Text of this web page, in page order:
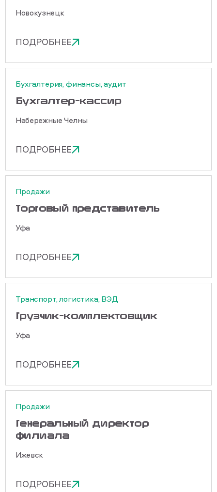
Новокузнецк
ПОДРОБНЕЕ
Бухгалтерия, финансы, аудит
Бухгалтер-кассир
Набережные Челны
ПОДРОБНЕЕ
Продажи
Торговый представитель
Уфа
ПОДРОБНЕЕ
Транспорт, логистика, ВЭД
Грузчик-комплектовщик
Уфа
ПОДРОБНЕЕ
Продажи
Генеральный директор
филиала
Ижевск
ПОДРОБНЕЕ